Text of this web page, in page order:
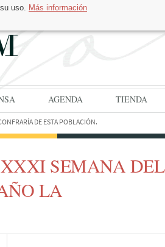
uso. Más información
AGENDA TIENDA
DE ESTA POBLACIÓN.
SEMANA DEL
LA